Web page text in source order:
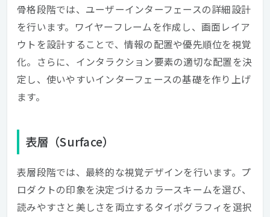
骨格段階では、ユーザーインターフェースの詳細設計
を行います。ワイヤーフレームを作成し、画面レイア
ウトを設計することで、情報の配置や優先順位を視覚
化。さらに、インタラクション要素の適切な配置を決
定し、使いやすいインターフェースの基礎を作り上げ
ます。
表層（Surface）
表層段階では、最終的な視覚デザインを行います。プ
ロダクトの印象を決定づけるカラースキームを選び、
読みやすさと美しさを両立するタイポグラフィを選択